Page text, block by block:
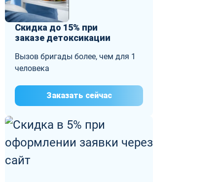
Скидка до 15% при
заказе детоксикации
Вызов бригады более, чем для 1
человека
Заказать сейчас